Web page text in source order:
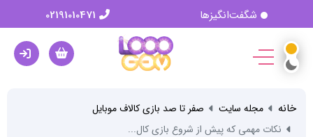
شگفت‌انگیزها
خانه مجله سایت
صفر تا صد بازی کالاف موبایل
نکات مهمی که پیش از شروع بازی کال...